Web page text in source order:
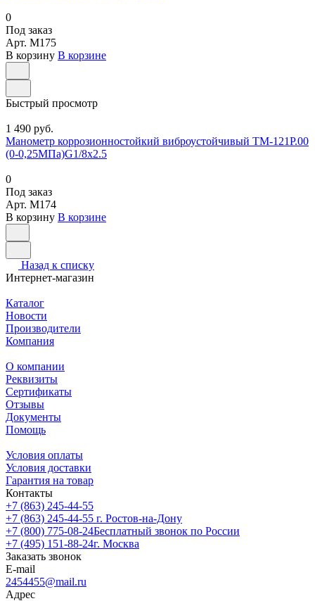
0
Под заказ
Арт. M175
В корзину В корзине
Быстрый просмотр
1 490 руб.
Манометр коррозионностойкий виброустойчивый ТМ-121Р.00
(0-0,25МПа)G1/8x2.5
0
Под заказ
Арт. M174
В корзину В корзине
Назад к списку
Интернет-магазин
Каталог
Новости
Производители
Компания
О компании
Реквизиты
Сертификаты
Отзывы
Документы
Помощь
Условия оплаты
Условия доставки
Гарантия на товар
Контакты
+7 (863) 245-44-55
+7 (863) 245-44-55 г. Ростов-на-Дону
+7 (800) 775-08-24Бесплатный звонок по России
+7 (495) 151-88-24г. Москва
Заказать звонок
E-mail
2454455@mail.ru
Адрес